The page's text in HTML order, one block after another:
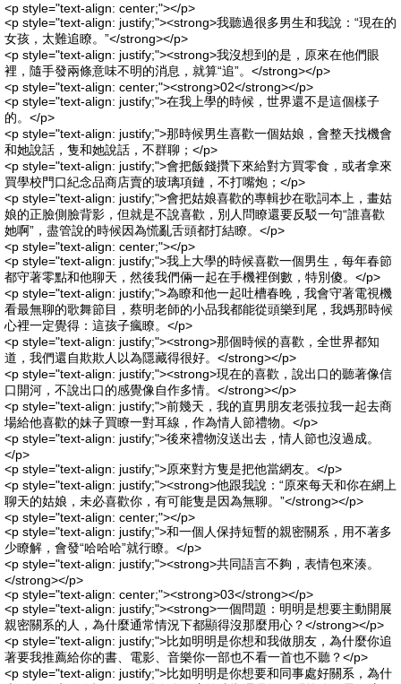
<p style="text-align: center;"></p>
<p style="text-align: justify;"><strong>我聽過很多男生和我說：“現在的
女孩，太難追瞭。”</strong></p>
<p style="text-align: justify;"><strong>我沒想到的是，原來在他們眼
裡，隨手發兩條意味不明的消息，就算“追”。</strong></p>
<p style="text-align: center;"><strong>02</strong></p>
<p style="text-align: justify;">在我上學的時候，世界還不是這個樣子
的。</p>
<p style="text-align: justify;">那時候男生喜歡一個姑娘，會整天找機會
和她說話，隻和她說話，不群聊；</p>
<p style="text-align: justify;">會把飯錢攢下來給對方買零食，或者拿來
買學校門口紀念品商店賣的玻璃項鏈，不打嘴炮；</p>
<p style="text-align: justify;">會把姑娘喜歡的專輯抄在歌詞本上，畫姑
娘的正臉側臉背影，但就是不說喜歡，別人問瞭還要反駁一句“誰喜歡
她啊”，盡管說的時候因為慌亂舌頭都打結瞭。</p>
<p style="text-align: center;"></p>
<p style="text-align: justify;">我上大學的時候喜歡一個男生，每年春節
都守著零點和他聊天，然後我們倆一起在手機裡倒數，特別傻。</p>
<p style="text-align: justify;">為瞭和他一起吐槽春晚，我會守著電視機
看最無聊的歌舞節目，蔡明老師的小品我都能從頭樂到尾，我媽那時候
心裡一定覺得：這孩子瘋瞭。</p>
<p style="text-align: justify;"><strong>那個時候的喜歡，全世界都知
道，我們還自欺欺人以為隱藏得很好。</strong></p>
<p style="text-align: justify;"><strong>現在的喜歡，說出口的聽著像信
口開河，不說出口的感覺像自作多情。</strong></p>
<p style="text-align: justify;">前幾天，我的直男朋友老張拉我一起去商
場給他喜歡的妹子買瞭一對耳線，作為情人節禮物。</p>
<p style="text-align: justify;">後來禮物沒送出去，情人節也沒過成。
</p>
<p style="text-align: justify;">原來對方隻是把他當網友。</p>
<p style="text-align: justify;"><strong>他跟我說：“原來每天和你在網上
聊天的姑娘，未必喜歡你，有可能隻是因為無聊。”</strong></p>
<p style="text-align: center;"></p>
<p style="text-align: justify;">和一個人保持短暫的親密關系，用不著多
少瞭解，會發“哈哈哈”就行瞭。</p>
<p style="text-align: justify;"><strong>共同語言不夠，表情包來湊。
</strong></p>
<p style="text-align: center;"><strong>03</strong></p>
<p style="text-align: justify;"><strong>一個問題：明明是想要主動開展
親密關系的人，為什麼通常情況下都顯得沒那麼用心？</strong></p>
<p style="text-align: justify;">比如明明是你想和我做朋友，為什麼你追
著要我推薦給你的書、電影、音樂你一部也不看一首也不聽？</p>
<p style="text-align: justify;">比如明明是你想要和同事處好關系，為什